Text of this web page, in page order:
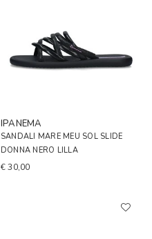
IPANEMA
SANDALI MARE MEU SOL SLIDE
DONNA NERO LILLA
€ 30,00